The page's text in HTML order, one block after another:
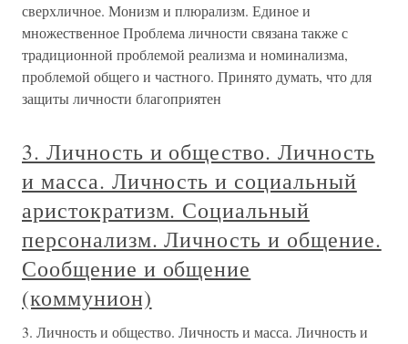
сверхличное. Монизм и плюрализм. Единое и
множественное Проблема личности связана также с
традиционной проблемой реализма и номинализма,
проблемой общего и частного. Принято думать, что для
защиты личности благоприятен
3. Личность и общество. Личность
и масса. Личность и социальный
аристократизм. Социальный
персонализм. Личность и общение.
Сообщение и общение
(коммунион)
3. Личность и общество. Личность и масса. Личность и